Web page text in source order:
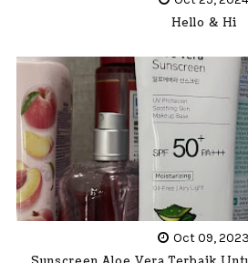
Hello & Hi
Oct 09, 2023